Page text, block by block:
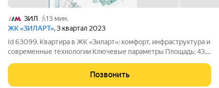
ЗИЛ
13 мин.
ЖК «ЗИЛАРТ», 3 квартал 2023
Id 63099. Квартира в ЖК «Зиларт»: комфорт, инфраструктура и
современные технологии Ключевые параметры Площадь: 43,6
Особенности квартиры В квартире выполнен качественный
ремонт с акцентом на
Позвонить